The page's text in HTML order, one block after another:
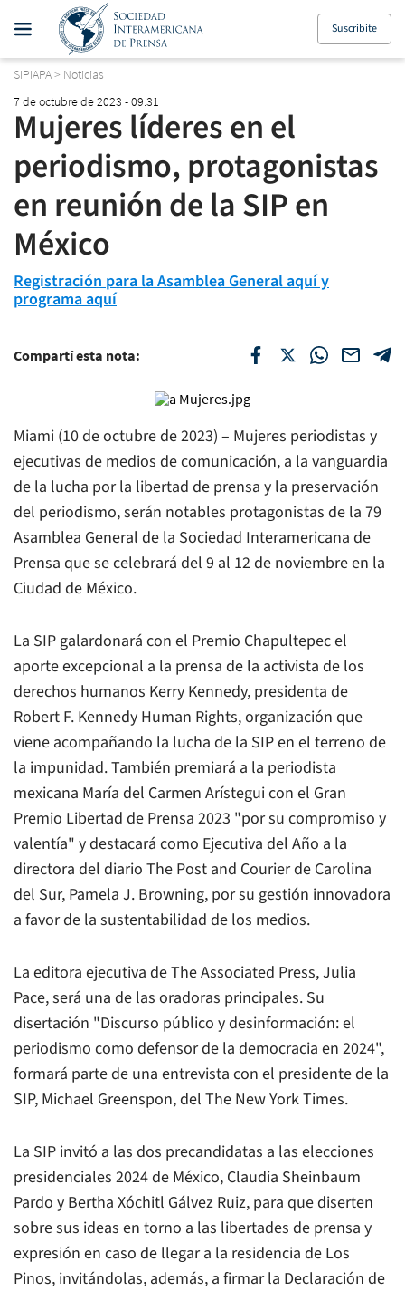
Suscribite
SIPIAPA> Noticias
7 de octubre de 2023 - 09:31
Mujeres líderes en el
periodismo, protagonistas
en reunión de la SIP en
México
Registración para la Asamblea General aquí y
programa aquí
Compartí esta nota:
Miami (10 de octubre de 2023) – Mujeres periodistas y
ejecutivas de medios de comunicación, a la vanguardia
de la lucha por la libertad de prensa y la preservación
del periodismo, serán notables protagonistas de la 79
Asamblea General de la Sociedad Interamericana de
Prensa que se celebrará del 9 al 12 de noviembre en la
Ciudad de México.
La SIP galardonará con el Premio Chapultepec el
aporte excepcional a la prensa de la activista de los
derechos humanos Kerry Kennedy, presidenta de
Robert F. Kennedy Human Rights, organización que
viene acompañando la lucha de la SIP en el terreno de
la impunidad. También premiará a la periodista
mexicana María del Carmen Arístegui con el Gran
Premio Libertad de Prensa 2023 "por su compromiso y
valentía" y destacará como Ejecutiva del Año a la
directora del diario The Post and Courierde Carolina
del Sur, Pamela J. Browning, por su gestión innovadora
a favor de la sustentabilidad de los medios.
La editora ejecutiva deThe Associated Press, Julia
Pace, será una de las oradoras principales. Su
disertación "Discurso público y desinformación: el
periodismo como defensor de la democracia en 2024",
formará parte de una entrevista con el presidente de la
SIP, Michael Greenspon, del The New York Times.
La SIP invitó a las dos precandidatas a las elecciones
presidenciales 2024 de México, Claudia Sheinbaum
Pardo y Bertha Xóchitl Gálvez Ruiz, para que diserten
sobre sus ideas en torno a las libertades de prensa y
expresión en caso de llegar a la residencia de Los
Pinos, invitándolas, además, a firmar la Declaración de